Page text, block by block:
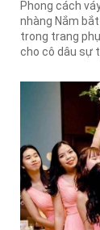
Phong cách
nhàng Nắm
trong trang
cho cô dâu sự